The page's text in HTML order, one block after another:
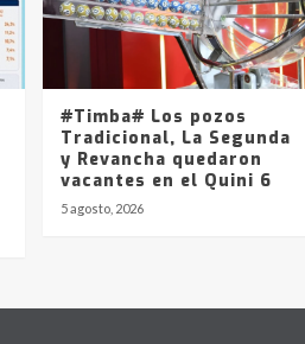
#Timba# Los pozos
Tradicional, La Segunda
y Revancha quedaron
vacantes en el Quini 6
5 agosto, 2026